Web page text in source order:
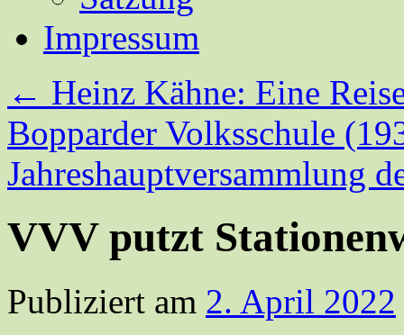
Impressum
← Heinz Kähne: Eine
Bopparder Volksschule
Jahreshauptversammlung
VVV putzt
Publiziert am 2. April 2022